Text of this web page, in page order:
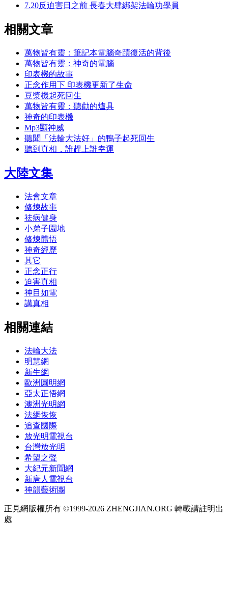
7.20反迫害日之前 長春大肆綁架法輪功學員
相關文章
萬物皆有靈：筆記本電腦奇蹟復活的背後
萬物皆有靈：神奇的電腦
印表機的故事
正念作用下 印表機更新了生命
豆漿機起死回生
萬物皆有靈：聽勸的爐具
神奇的印表機
Mp3顯神威
聽聞「法輪大法好」的鴨子起死回生
聽到真相，誰趕上誰幸運
大陸文集
法會文章
修煉故事
祛病健身
小弟子園地
修煉體悟
神奇經歷
其它
正念正行
迫害真相
神目如電
講真相
相關連結
法輪大法
明慧網
新生網
歐洲圓明網
亞太正悟網
澳洲光明網
法網恢恢
追查國際
放光明電視台
台灣放光明
希望之聲
大紀元新聞網
新唐人電視台
神韻藝術團
正見網版權所有 ©1999-2026 ZHENGJIAN.ORG 轉載請註明出
處